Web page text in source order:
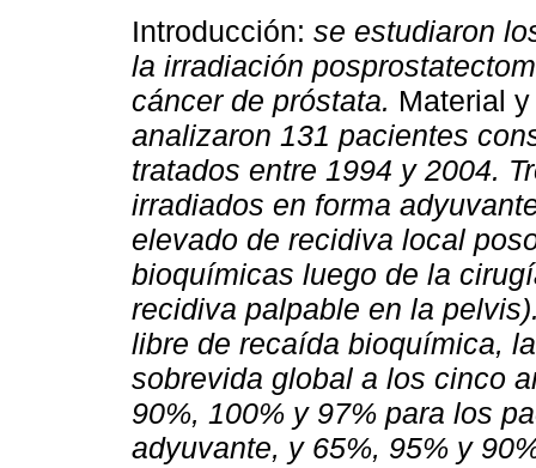
Introducción: se estudiaron
la irradiación
cáncer de próstata. Material
analizaron 131 pacientes
tratados entre 1994 y 2004.
irradiados en forma
elevado de recidiva local
bioquímicas luego de la
recidiva palpable en la
libre de recaída bioquímica,
sobrevida global a los cinco
90%, 100% y 97% para los
adyuvante, y 65%, 95% y